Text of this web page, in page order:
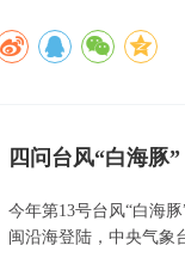
四问台风“白海豚
今年第13号台风“白海
闽沿海登陆，中央气象